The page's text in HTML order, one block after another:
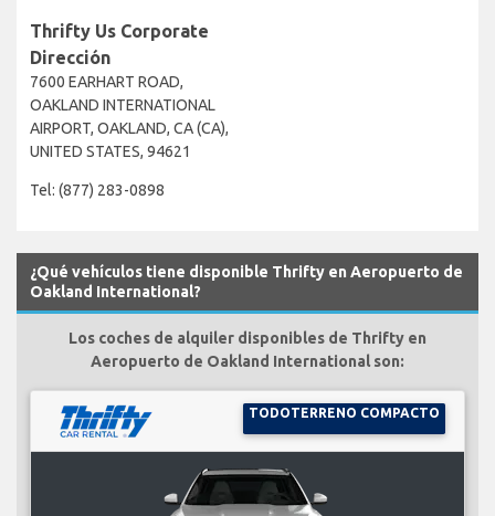
Thrifty Us Corporate
Dirección
7600 EARHART ROAD,
OAKLAND INTERNATIONAL
AIRPORT, OAKLAND, CA (CA),
UNITED STATES, 94621
Tel: (877) 283-0898
¿Qué vehículos tiene disponible Thrifty en Aeropuerto de
Oakland International?
Los coches de alquiler disponibles de Thrifty en
Aeropuerto de Oakland International son:
TODOTERRENO COMPACTO